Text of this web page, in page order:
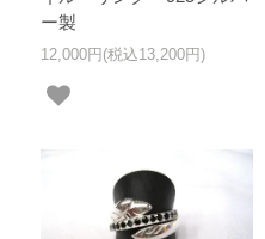
ー製
12,000円(税込13,200円)